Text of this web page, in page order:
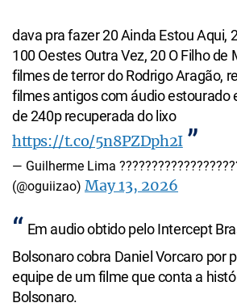
dava pra fazer 20 Ainda Estou Aqui,
100 Oestes Outra Vez, 20 O Filho de
filmes de terror do Rodrigo Aragão,
filmes antigos com áudio estourado
de 240p recuperada do lixo
https://t.co/5n8PZDph2I
— Guilherme Lima
(@oguiizao) May 13, 2026
Em audio obtido pelo Intercept
Bolsonaro cobra Daniel Vorcaro por
equipe de um filme que conta a
Bolsonaro.